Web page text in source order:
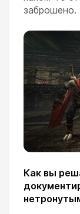
заброшено.
Как вы